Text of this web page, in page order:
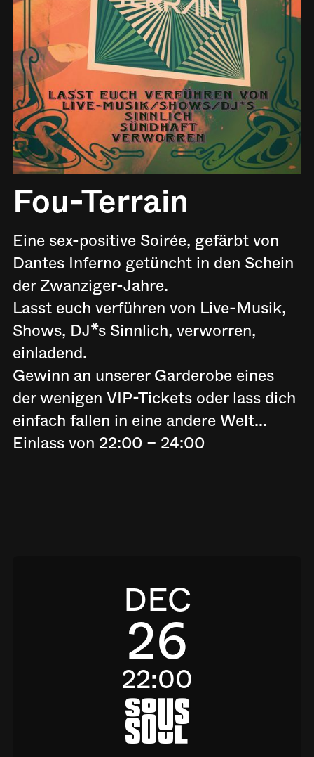
Fou-Terrain
Eine sex-positive Soirée, gefärbt von
Dantes Inferno getüncht in den Schein
der Zwanziger-Jahre.
Lasst euch verführen von Live-Musik,
Shows, DJ*s Sinnlich, verworren,
einladend.
Gewinn an unserer Garderobe eines
der wenigen VIP-Tickets oder lass dich
einfach fallen in eine andere Welt...
Einlass von 22:00 – 24:00
DEC
26
22:00
a